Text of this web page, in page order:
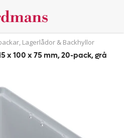
Lagerlådor & Backhyllor
x 100 x 75 mm, 20-pack, grå